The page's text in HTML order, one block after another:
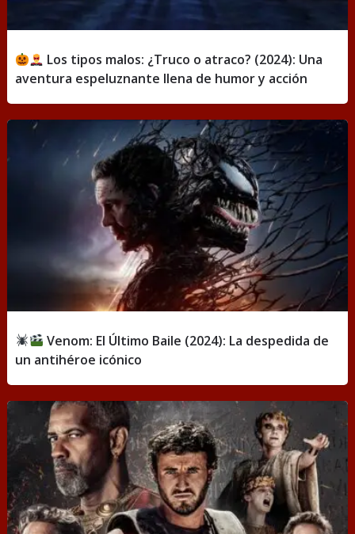
Los tipos malos: ¿Truco o atraco? (2024): Una
aventura espeluznante llena de humor y acción
Venom: El Último Baile (2024): La despedida de
un antihéroe icónico